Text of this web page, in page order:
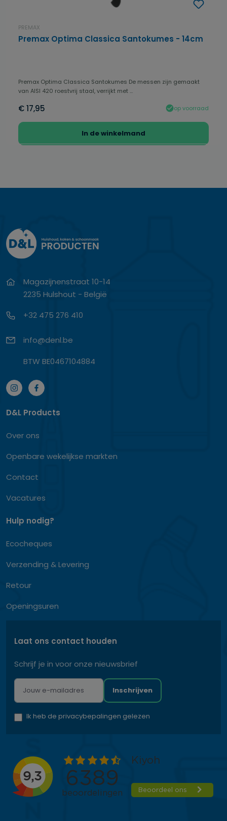
PREMAX
Premax Optima Classica Santokumes - 14cm
Premax Optima Classica Santokumes De messen zijn gemaakt
van AISI 420 roestvrij staal, verrijkt met ...
€ 17,95 op voorraad
In de winkelmand
Magazijnenstraat 10-14
2235 Hulshout - België
+32 475 276 410
info@denl.be
BTW BE0467104884
D&L Products
Over ons
Openbare wekelijkse markten
Contact
Vacatures
Hulp nodig?
Ecocheques
Verzending & Levering
Retour
Openingsuren
Laat ons contact houden
Schrijf je in voor onze nieuwsbrief
Inschrijven
Ik heb de privacybepalingen gelezen